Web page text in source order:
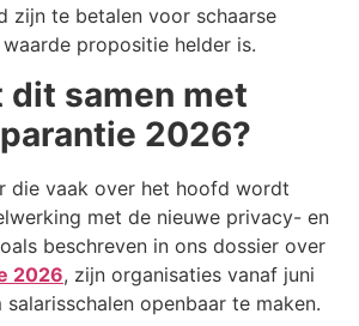
zijn te betalen voor schaarse
propositie helder is.
dit samen met
2026?
die vaak over het hoofd wordt
met de nieuwe privacy- en
beschreven in ons dossier over
2026, zijn organisaties vanaf juni
openbaar te maken.